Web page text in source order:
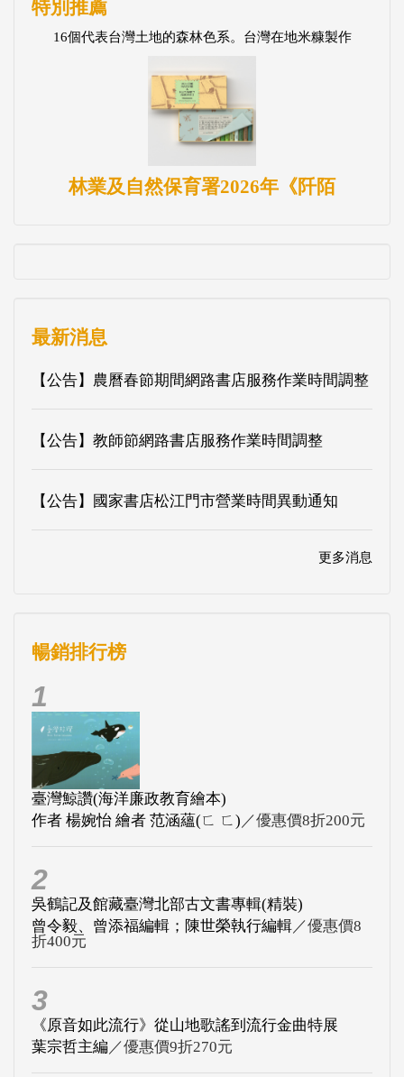
特別推薦
16個代表台灣土地的森林色系。台灣在地米糠製作
林業及自然保育署2026年《阡陌
最新消息
【公告】農曆春節期間網路書店服務作業時間調整
【公告】教師節網路書店服務作業時間調整
【公告】國家書店松江門市營業時間異動通知
更多消息
暢銷排行榜
1
臺灣鯨讚(海洋廉政教育繪本)
作者 楊婉怡 繪者 范涵蘊(ㄈ ㄈ) ／優惠價8折200元
2
吳鶴記及館藏臺灣北部古文書專輯(精裝)
曾令毅、曾添福編輯；陳世榮執行編輯／優惠價8
折400元
3
《原音如此流行》從山地歌謠到流行金曲特展
葉宗哲主編 ／優惠價9折270元